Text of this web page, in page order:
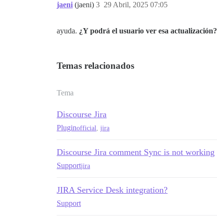
jaeni (jaeni) 29 Abril, 2025 07:05
3
ayuda. ¿Y podrá el usuario ver esa actualización?
Temas relacionados
Tema
Discourse Jira
Pluginofficial jira
Discourse Jira comment Sync is not working
Supportjira
JIRA Service Desk integration?
Support